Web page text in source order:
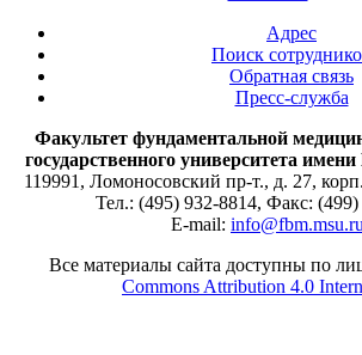
Адрес
Поиск
Обратная связь
Пресс-служба
Факультет фундаментальной
государственного университета
119991, Ломоносовский пр-т., д. 27,
Тел.: (495) 932-8814, Факс: (499)
E-mail: info@fbm.msu.ru
Все материалы сайта доступны по
Commons Attribution 4.0